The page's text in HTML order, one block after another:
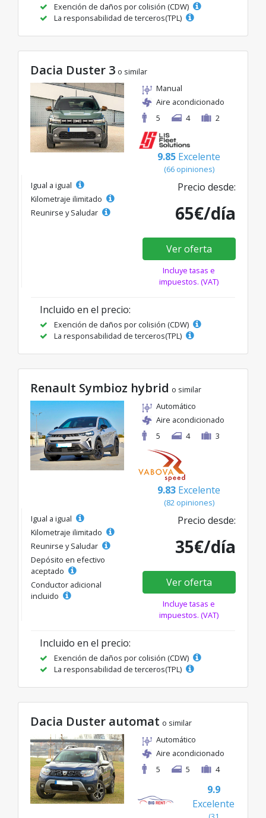
Exención de daños por colisión (CDW)
La responsabilidad de terceros(TPL)
Dacia Duster 3 o similar
Manual
Aire acondicionado
5
4 2
9.85 Excelente
(66 opiniones)
Igual a igual
Kilometraje ilimitado
Reunirse y Saludar
Precio desde:
65€/día
Ver oferta
Incluye tasas e
impuestos. (VAT)
Incluido en el precio:
Exención de daños por colisión (CDW)
La responsabilidad de terceros(TPL)
Renault Symbioz hybrid o similar
Automático
Aire acondicionado
5
4 3
9.83 Excelente
(82 opiniones)
Igual a igual
Kilometraje ilimitado
Reunirse y Saludar
Depósito en efectivo
aceptado
Conductor adicional
incluido
Precio desde:
35€/día
Ver oferta
Incluye tasas e
impuestos. (VAT)
Incluido en el precio:
Exención de daños por colisión (CDW)
La responsabilidad de terceros(TPL)
Dacia Duster automat o similar
Automático
Aire acondicionado
5
5 4
9.9
Excelente